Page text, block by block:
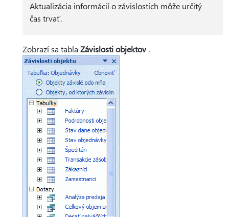
Aktualizácia informácií o závislostich môže určitý
čas trvať.
Zobrazí sa tabla Závislosti objektov.